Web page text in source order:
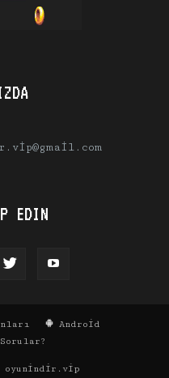
EDIN
Android
oyunindir.vip